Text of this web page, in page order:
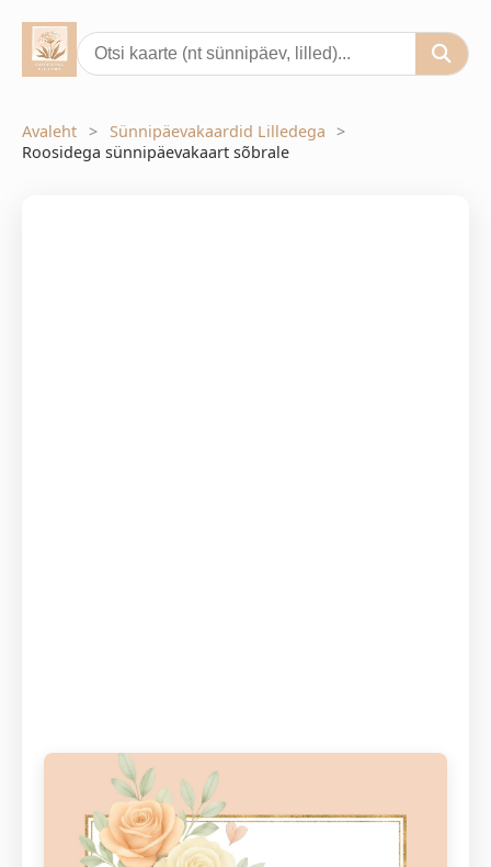
Avaleht
Sünnipäevakaardid Lilledega
Roosidega sünnipäevakaart sõbrale